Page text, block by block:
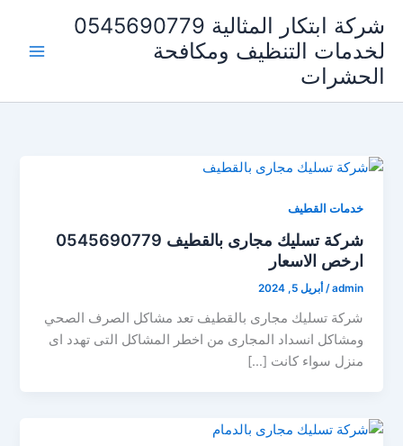
المحتوى
شركة ابتكار المثالية 0545690779
لخدمات التنظيف ومكافحة
الحشرات
خدمات القطيف
شركة تسليك مجارى بالقطيف 0545690779
ارخص الاسعار
admin
/ أبريل 5, 2024
شركة تسليك مجارى بالقطيف تعد مشاكل الصرف الصحي
ومشاكل انسداد المجارى من اخطر المشاكل التى تهدد اى
منزل سواء كانت […]